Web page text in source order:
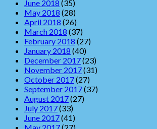
June 2018 (35)
May 2018 (28)
April 2018 (26)
March 2018 (37)
February 2018 (27)
January 2018 (40)
December 2017(23)
November 2017(31)
October 2017(27)
September 2017(37)
August 2017(27)
July 2017(33)
June 2017(41)
May 2017(27)